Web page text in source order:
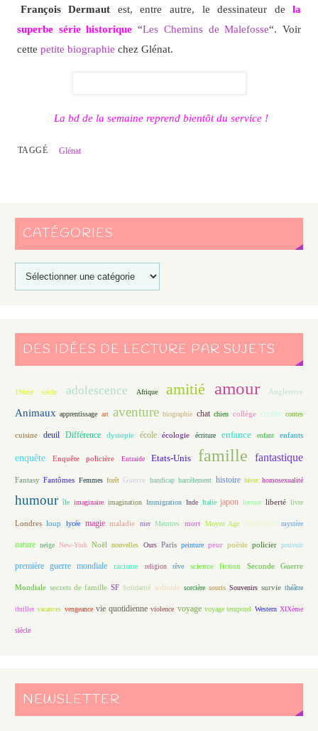
François Dermaut est, entre autre, le dessinateur dela
superbe série historique “Les Chemins de Malefosse“. Voir
cette petite biographie chez Glénat.
La bd de la semaine reprend bientôt du service !
TAGGÉ Glénat
CATÉGORIES
DES IDÉES DE LECTURE PAR SUJETS
19ème siècle adolescence Afrique amitié amour Angleterre
Animaux apprentissage art aventure biographie chat chien collège conte contes
cuisine deuil Différence dystopie école écologie écriture enfance enfant enfants
enquête Enquête policière Entraide Etats-Unis famille fantastique
Fantasy Fantômes Femmes forêt Guerre handicap harcèlement histoire hiver homosexualité
humour île imaginaire imagination Immigration Inde Italie japon lecture liberté livre
Londres loup lycée magie maladie mer Meurtres mort Moyen Age musique mystère
nature neige New-York Noël nouvelles Ours Paris peinture peur poésie policier pouvoir
première guerre mondiale racisme religion rêve science fiction Seconde Guerre
Mondiale secrets de famille SF Solidarité solitude sorcière souris Souvenirs survie théâtre
thriller vacances vengeance vie quotidienne violence voyage voyage temporel Western XIXème
siècle
NEWSLETTER